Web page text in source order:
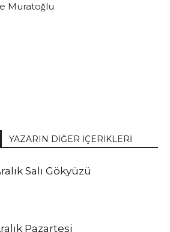
Muratoğlu
YAZARIN DİĞER İÇERİKLERİ
Salı Gökyüzü
Pazartesi